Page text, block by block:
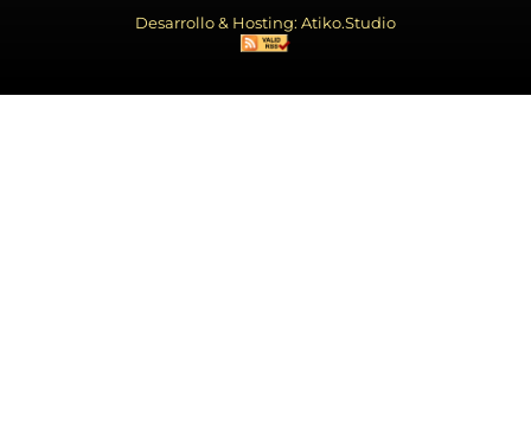
Desarrollo & Hosting: Atiko.Studio